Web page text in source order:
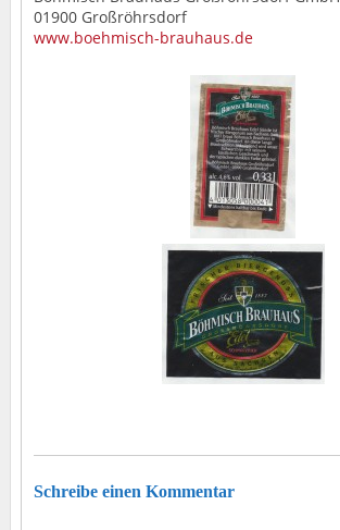
01900 Großröhrsdorf
www.boehmisch-brauhaus.de
Schreibe einen Kommentar